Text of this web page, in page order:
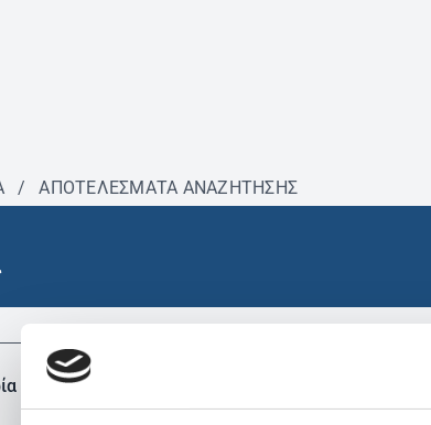
/ ΑΠΟΤΕΛΕΣΜΑΤΑ ΑΝΑΖΗΤΗΣΗΣ
Δεν